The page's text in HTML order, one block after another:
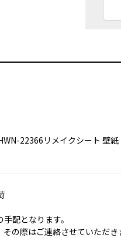
22366リメイクシート 壁紙
配となります。
の際はご連絡させていただき